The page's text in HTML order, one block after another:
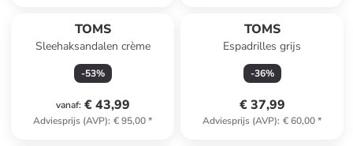
TOMS
Sleehaksandalen crème
-53%
vanaf: € 43,99
Adviesprijs (AVP): € 95,00*
TOMS
Espadrilles grijs
-36%
€ 37,99
Adviesprijs (AVP): € 60,00*